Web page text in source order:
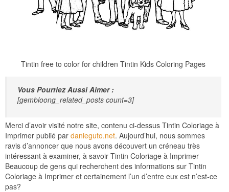
Tintin free to color for children Tintin Kids Coloring Pages
Vous Pourriez Aussi Aimer :
[gembloong_related_posts count=3]
Merci d’avoir visité notre site, contenu ci-dessus Tintin Coloriage à
Imprimer publié par danieguto.net. Aujourd’hui, nous sommes
ravis d’annoncer que nous avons découvert un créneau très
intéressant à examiner, à savoir Tintin Coloriage à Imprimer
Beaucoup de gens qui recherchent des informations sur Tintin
Coloriage à Imprimer et certainement l’un d’entre eux est n’est-ce
pas?